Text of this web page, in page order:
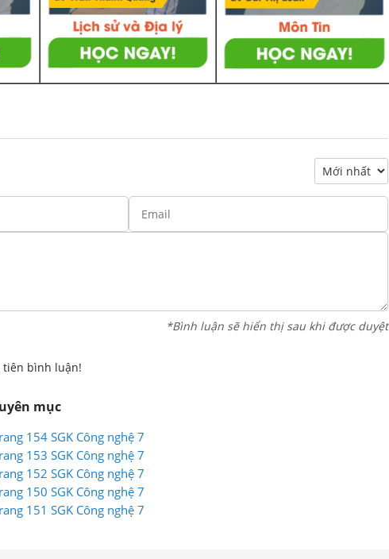
*Bình luận sẽ hiển thị sau khi được duyệt
tiên bình luận!
mục
154 SGK Công nghệ 7
153 SGK Công nghệ 7
152 SGK Công nghệ 7
150 SGK Công nghệ 7
151 SGK Công nghệ 7